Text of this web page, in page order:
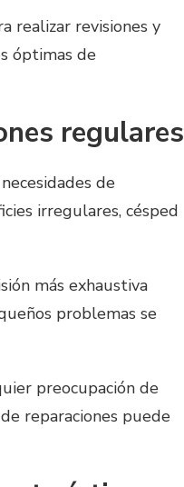
realizar revisiones y
óptimas de
regulares
de
irregulares, césped
más exhaustiva
problemas se
preocupación de
reparaciones puede